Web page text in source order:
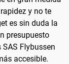
y no te
es sin duda la
presupuesto
Flybussen
accesible.